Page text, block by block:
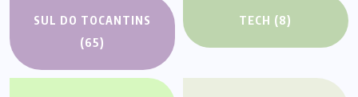
SUL DO TOCANTINS
(65)
TECH (8)